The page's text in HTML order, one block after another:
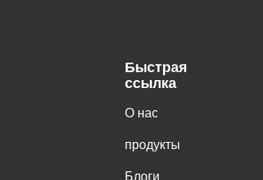
Быстрая
ссылка
О нас
продукты
Блоги